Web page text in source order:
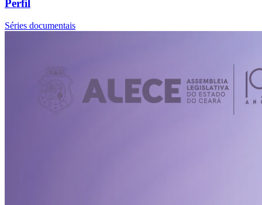
Perfil
Séries documentais